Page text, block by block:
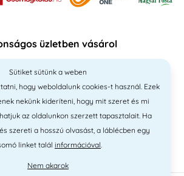
üzletben vásárol
Sütiket sütünk a weben
hogy weboldalunk cookies-t használ. Ezek
nekünk kideríteni, hogy mit szeret és mi
az oldalunkon szerzett tapasztalait. Ha
szereti a hosszú olvasást, a láblécben egy
linket talál információval.
Nem akarok